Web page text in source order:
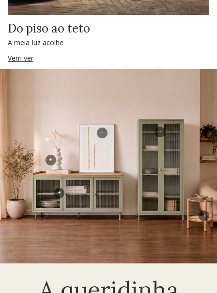
Do piso ao teto
A meia-luz acolhe
Vem ver
+
+
+
+
+